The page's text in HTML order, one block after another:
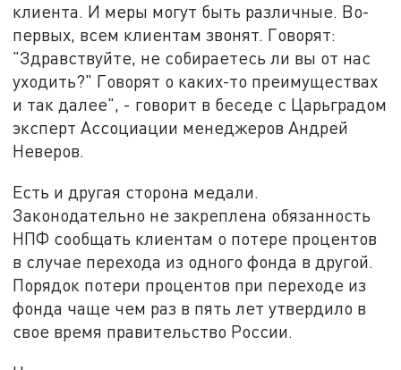
клиента. И меры могут быть различные. Во-
первых, всем клиентам звонят. Говорят:
"Здравствуйте, не собираетесь ли вы от нас
уходить?" Говорят о каких-то преимуществах
и так далее", - говорит в беседе с Царьградом
эксперт Ассоциации менеджеров Андрей
Неверов.
Есть и другая сторона медали.
Законодательно не закреплена обязанность
НПФ сообщать клиентам о потере процентов
в случае перехода из одного фонда в другой.
Порядок потери процентов при переходе из
фонда чаще чем раз в пять лет утвердило в
свое время правительство России.